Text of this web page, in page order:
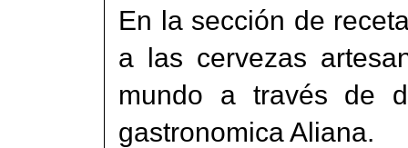
En la sección de
a las cervezas
mundo a través de
gastronomica Aliana.